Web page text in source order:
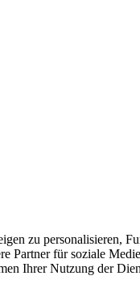
zu personalisieren,
Partner für soziale
Ihrer Nutzung der